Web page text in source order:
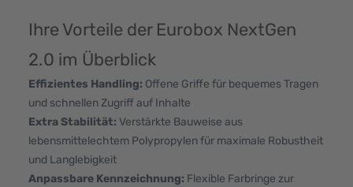
Ihre Vorteile der Eurobox NextGen
2.0 im Überblick
Effizientes Handling: Offene Griffe für bequemes Tragen
und schnellen Zugriff auf Inhalte
Extra Stabilität: Verstärkte Bauweise aus
lebensmittelechtem Polypropylen für maximale Robustheit
und Langlebigkeit
Anpassbare Kennzeichnung: Flexible Farbringe zur